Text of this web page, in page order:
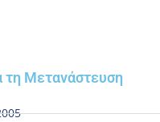
τη Μετανάστευση